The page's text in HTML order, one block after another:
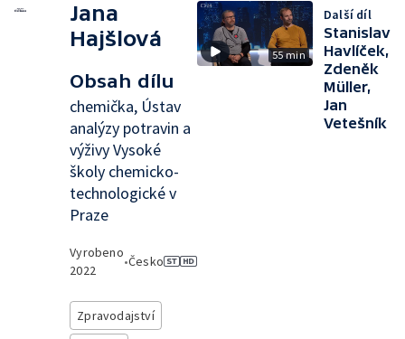
Jana
Hajšlová
Obsah dílu
chemička, Ústav
analýzy potravin a
výživy Vysoké
školy chemicko-
technologické v
Praze
Vyrobeno
2022
•Česko
Zpravodajství
55 min
Další díl
Stanislav
Havlíček,
Zdeněk
Müller,
Jan
Vetešník